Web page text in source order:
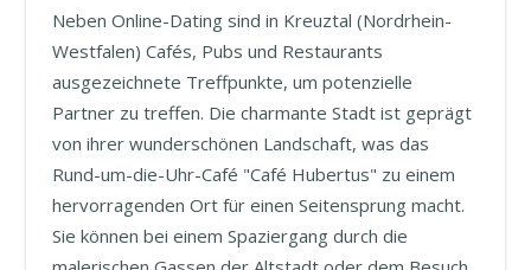
Neben Online-Dating sind in Kreuztal (Nordrhein-
Westfalen) Cafés, Pubs und Restaurants
ausgezeichnete Treffpunkte, um potenzielle
Partner zu treffen. Die charmante Stadt ist geprägt
von ihrer wunderschönen Landschaft, was das
Rund-um-die-Uhr-Café "Café Hubertus" zu einem
hervorragenden Ort für einen Seitensprung macht.
Sie können bei einem Spaziergang durch die